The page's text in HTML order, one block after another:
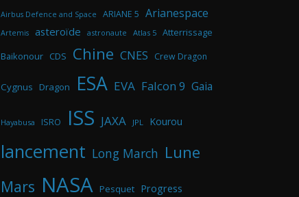
Airbus Defence and Space ARIANE 5 Arianespace
Artemis asteroïde astronaute Atlas 5 Atterrissage
Baikonour CDS Chine CNES Crew Dragon
Cygnus Dragon ESA EVA Falcon 9 Gaia
Hayabusa ISRO ISS JAXA JPL Kourou
lancement Long March Lune
Mars NASA Pesquet Progress